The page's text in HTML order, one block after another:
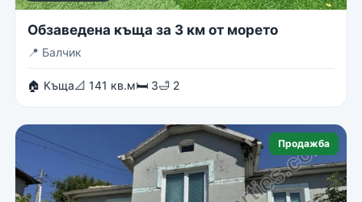
Обзаведена къща за 3 км от морето
📍 Балчик
🏠 Къща📐 141 кв.м🛏 3🛁 2
Продажба